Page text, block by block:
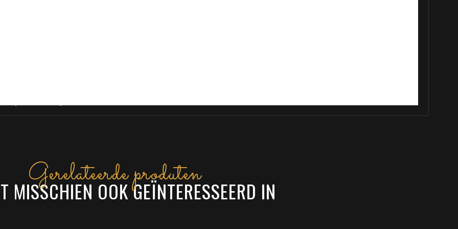
Gerelateerde produten
MISSCHIEN OOK GEÏNTERESSEERD IN